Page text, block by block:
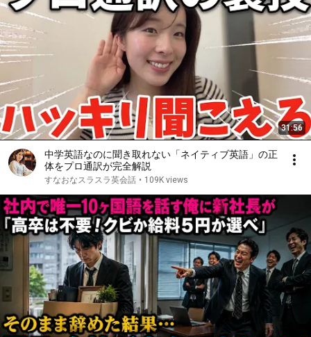
31:56
中学英語なのに聞き取れない「ネイティブ英語」の正
体をプロ通訳が完全解説
すなおなスラスラ英会話 • 109K views